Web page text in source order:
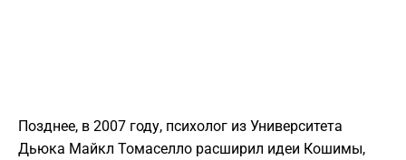
Позднее, в 2007 году, психолог из Университета
Дьюка Майкл Томаселло расширил идеи Кошимы,